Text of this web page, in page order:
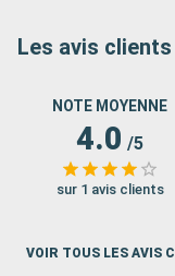
Les avis
NOTE MOYENNE
4.0 /5
sur 1 avis clients
VOIR TOUS LES AVIS